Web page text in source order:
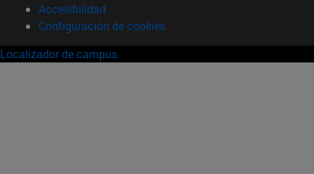
Accesibilidad
Configuración de cookies
Localizador de campus